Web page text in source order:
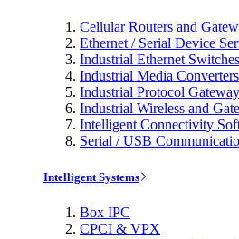
Cellular Routers and
Ethernet / Serial Device
Industrial Ethernet Switches
Industrial Media Converters
Industrial Protocol
Industrial Wireless and
Intelligent Connectivity
Serial / USB
Intelligent Systems
Box IPC
CPCI & VPX